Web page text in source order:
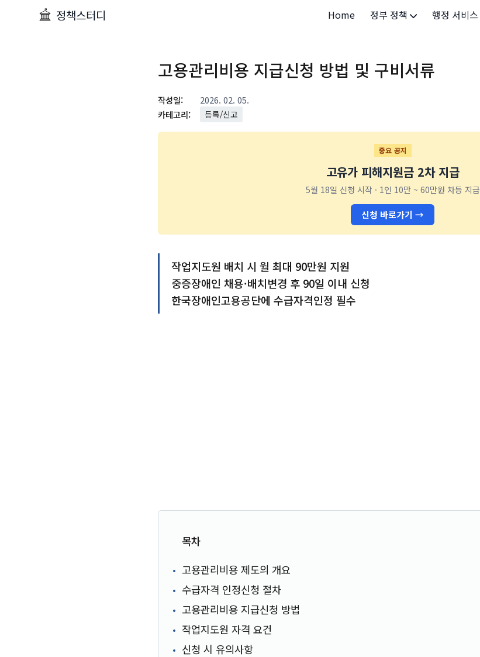
정책스터디 Home 정부 정책
정부 정책
행정 서비스
보조금24
세무/납부
기타 서비스
고용관리비용 지급신청 방법 및 구비서류
작성일:
2026. 02. 05.
카테고리:
등록/신고
중요 공지
고유가 피해지원금 2차 지급
5월 18일 신청 시작 · 1인 10만 ~ 60만원 차등 지급
신청 바로가기 →
작업지도원 배치 시 월 최대 90만원 지원
중증장애인 채용·배치변경 후 90일 이내 신청
한국장애인고용공단에 수급자격인정 필수
목차
고용관리비용 제도의 개요
수급자격 인정신청 절차
고용관리비용 지급신청 방법
작업지도원 자격 요건
신청 시 유의사항